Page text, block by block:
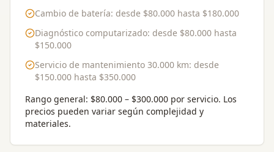
Cambio de batería: desde $80.000 hasta $180.000
Diagnóstico computarizado: desde $80.000 hasta
$150.000
Servicio de mantenimiento 30.000 km: desde
$150.000 hasta $350.000
Rango general: $80.000 – $300.000 por servicio. Los
precios pueden variar según complejidad y
materiales.